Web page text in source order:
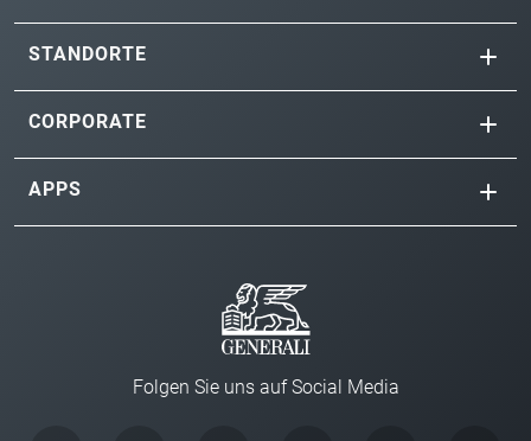
STANDORTE
CORPORATE
APPS
Folgen Sie uns auf Social Media